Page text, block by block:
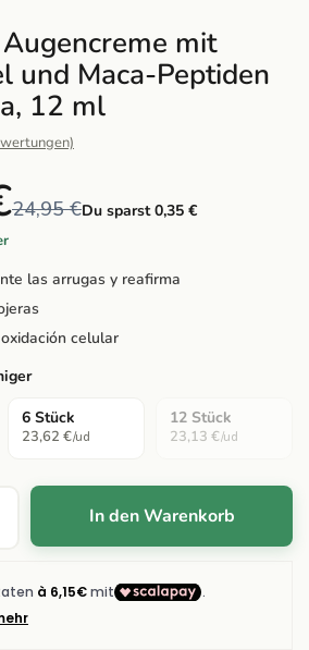
mit
und Maca-Peptiden
12 ml
24,95 €Du sparst 0,35 €
las arrugas y reafirma
celular
6 Stück
23,62 €/ud
12 Stück
23,13 €/ud
In den Warenkorb